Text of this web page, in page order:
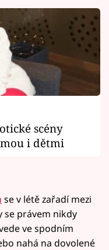
scény
i dětmi
se v létě zařadí mezi
se právem nikdy
ve spodním
nahá na dovolené